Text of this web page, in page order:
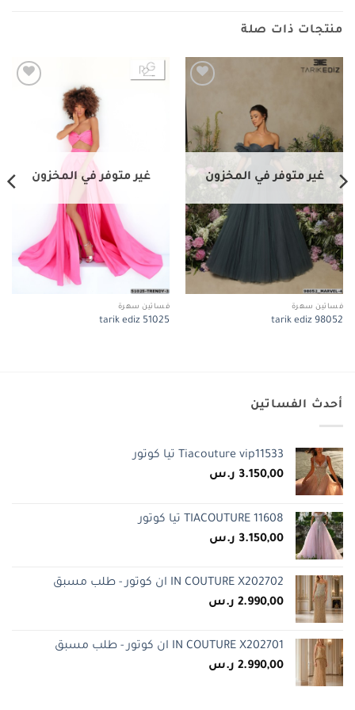
منتجات ذات صلة
Add to
wishlist
غير متوفر في المخزون
فساتين سهرة
tarik ediz 98052
غير متوفر في المخزون
فساتين سهرة
tarik ediz 51025
أحدث الفساتين
Tiacouture vip11533 تيا كوتور
3.150,00 ر.س
TIACOUTURE 11608 تيا كوتور
3.150,00 ر.س
IN COUTURE X202702 ان كوتور - طلب مسبق
2.990,00 ر.س
IN COUTURE X202701 ان كوتور - طلب مسبق
2.990,00 ر.س